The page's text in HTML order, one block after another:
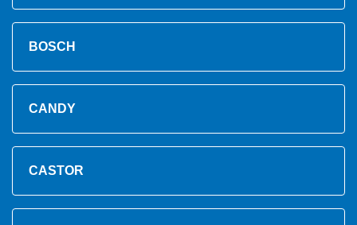
BOSCH
CANDY
CASTOR